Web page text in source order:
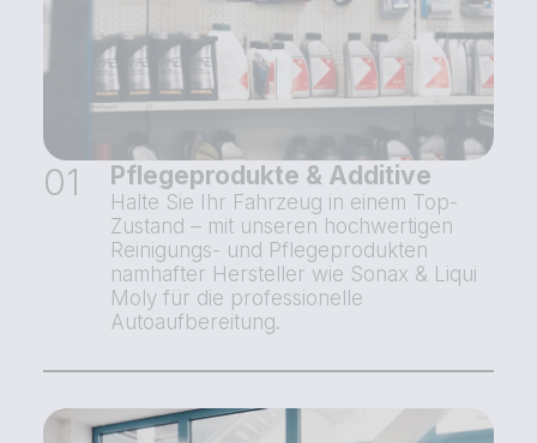
01 Pflegeprodukte & Additive
Halte Sie Ihr Fahrzeug in einem Top-
Zustand – mit unseren hochwertigen
Reinigungs- und Pflegeprodukten
namhafter Hersteller wie Sonax & Liqui
Moly für die professionelle
Autoaufbereitung.